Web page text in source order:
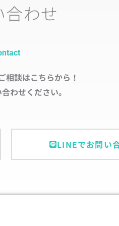
合わせ
相談はこちらから！
わせください。
LINEでお問い